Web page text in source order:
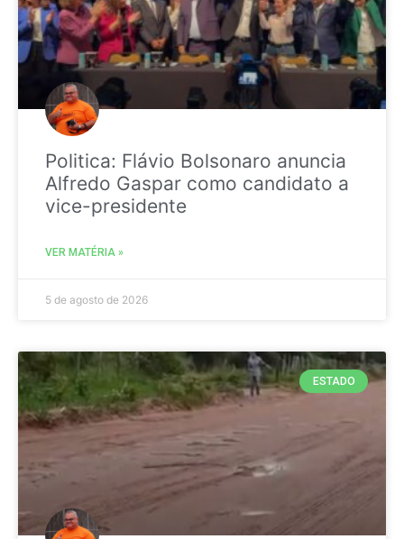
Politica: Flávio Bolsonaro anuncia
Alfredo Gaspar como candidato a
vice-presidente
VER MATÉRIA »
5 de agosto de 2026
ESTADO